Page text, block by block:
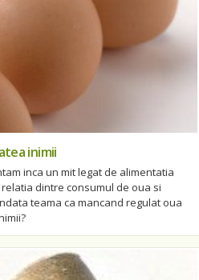
inimii
inca un mit legat de alimentatia
dintre consumul de oua si
teama ca mancand regulat oua